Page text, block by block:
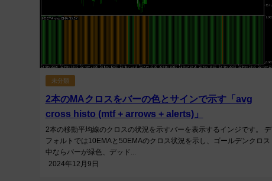
未分類
2本のMAクロスをバーの色とサインで示す「avg
cross histo (mtf + arrows + alerts)」
2本の移動平均線のクロスの状況を示すバーを表示するインジです。 デ
フォルトでは10EMAと50EMAのクロス状況を示し、ゴールデンクロス
中ならバーが緑色、デッド...
2024年12月9日